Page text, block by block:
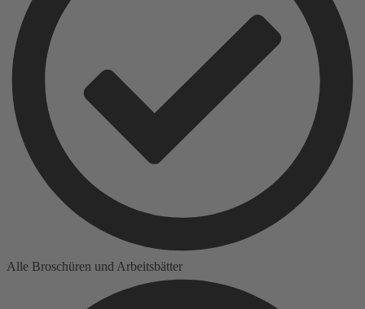
Alle Broschüren und Arbeitsbätter